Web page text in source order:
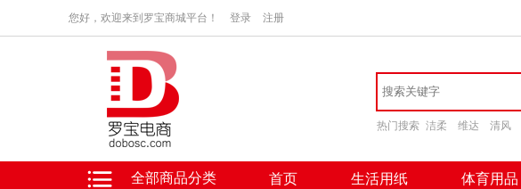
您好，欢迎来到罗宝商城平台！ 登录 注册
热门搜索 洁柔 维达 清风
全部商品分类 首页 生活用纸 体育用品